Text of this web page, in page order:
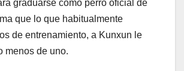
graduarse como perro oficial de
que lo que habitualmente
de entrenamiento, a Kunxun le
menos de uno.